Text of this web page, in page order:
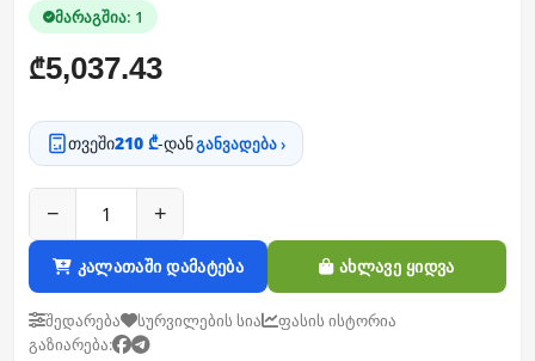
მარაგშია: 1
₾5,037.43
თვეში210 ₾-დანგანვადება ›
− +
კალათაში დამატება ახლავე ყიდვა
შედარება სურვილების სია
ფასის ისტორია
გაზიარება: